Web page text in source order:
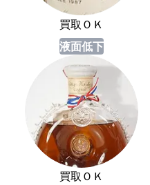
買取ＯＫ
液面低下
買取ＯＫ